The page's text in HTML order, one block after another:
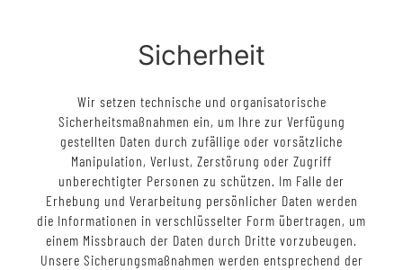
Sicherheit
Wir setzen technische und organisatorische
Sicherheitsmaßnahmen ein, um Ihre zur Verfügung
gestellten Daten durch zufällige oder vorsätzliche
Manipulation, Verlust, Zerstörung oder Zugriff
unberechtigter Personen zu schützen. Im Falle der
Erhebung und Verarbeitung persönlicher Daten werden
die Informationen in verschlüsselter Form übertragen, um
einem Missbrauch der Daten durch Dritte vorzubeugen.
Unsere Sicherungsmaßnahmen werden entsprechend der